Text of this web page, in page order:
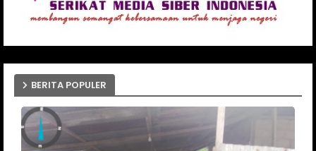
BERITA POPULER